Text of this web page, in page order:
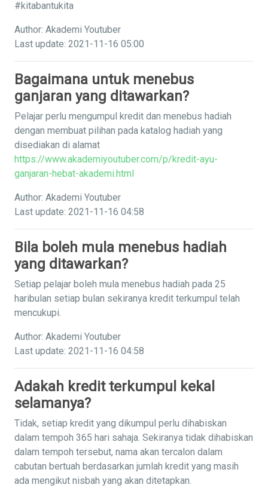
#kitabantukita
Author: Akademi Youtuber
Last update: 2021-11-16 05:00
Bagaimana untuk menebus
ganjaran yang ditawarkan?
Pelajar perlu mengumpul kredit dan menebus hadiah
dengan membuat pilihan pada katalog hadiah yang
disediakan di alamat
https://www.akademiyoutuber.com/p/kredit-ayu-
ganjaran-hebat-akademi.html
Author: Akademi Youtuber
Last update: 2021-11-16 04:58
Bila boleh mula menebus hadiah
yang ditawarkan?
Setiap pelajar boleh mula menebus hadiah pada 25
haribulan setiap bulan sekiranya kredit terkumpul telah
mencukupi.
Author: Akademi Youtuber
Last update: 2021-11-16 04:58
Adakah kredit terkumpul kekal
selamanya?
Tidak, setiap kredit yang dikumpul perlu dihabiskan
dalam tempoh 365 hari sahaja. Sekiranya tidak dihabiskan
dalam tempoh tersebut, nama akan tercalon dalam
cabutan bertuah berdasarkan jumlah kredit yang masih
ada mengikut nisbah yang akan ditetapkan.